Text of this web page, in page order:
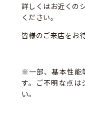
詳しくはお近くの
ください。
皆様のご来店をお
※一部、基本性能
す。ご不明な点は
い。